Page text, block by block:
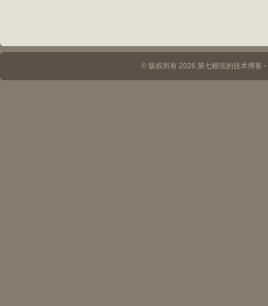
© 版权所有 2026 第七根弦的技术博客